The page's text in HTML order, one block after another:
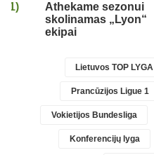
(1)
Athekame sezonui
skolinamas „Lyon“
ekipai
Lietuvos TOP LYGA
Prancūzijos Ligue 1
Vokietijos Bundesliga
Konferencijų lyga